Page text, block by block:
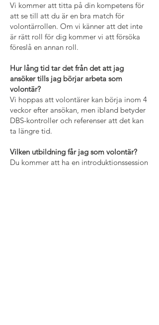
Vi kommer att titta på din kompetens för
att se till att du är en bra match för
volontärrollen. Om vi känner att det inte
är rätt roll för dig kommer vi att försöka
föreslå en annan roll.
Hur lång tid tar det från det att jag
ansöker tills jag börjar arbeta som
volontär?
Vi hoppas att volontärer kan börja inom 4
veckor efter ansökan, men ibland betyder
DBS-kontroller och referenser att det kan
ta längre tid.
Vilken utbildning får jag som volontär?
Du kommer att ha en introduktionssession